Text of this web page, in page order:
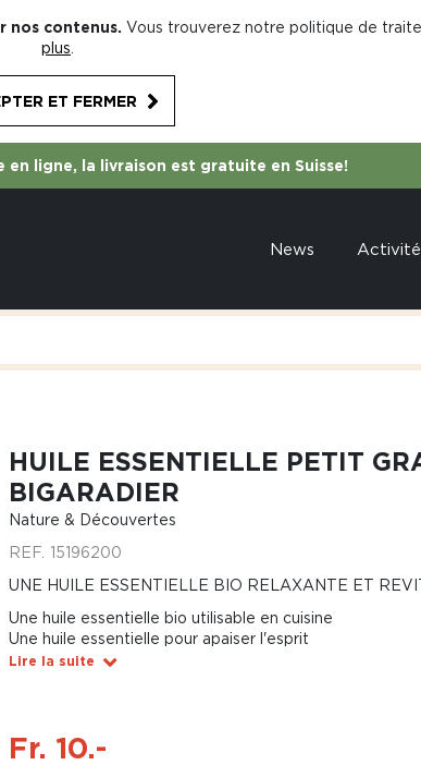
nos contenus. Vous trouverez notre politique de
plus
ET FERMER
ligne, la livraison est gratuite en Suisse!
News
HUILE ESSENTIELLE PETIT
BIGARADIER
Nature & Découvertes
REF. 15196200
UNE HUILE ESSENTIELLE BIO RELAXANTE ET
Une huile essentielle bio utilisable en cuisine
Une huile essentielle pour apaiser l'esprit
Lire la suite
Fr. 10.-